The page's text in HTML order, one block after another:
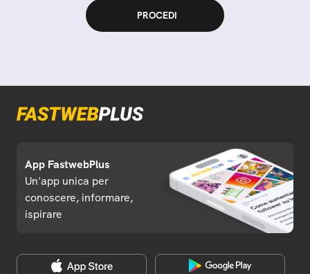
App FastwebPlus
Un'app unica per
conoscere, informare,
ispirare